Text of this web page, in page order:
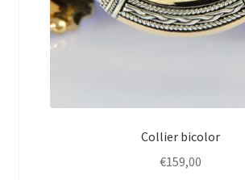
Collier bicolor
€159,00